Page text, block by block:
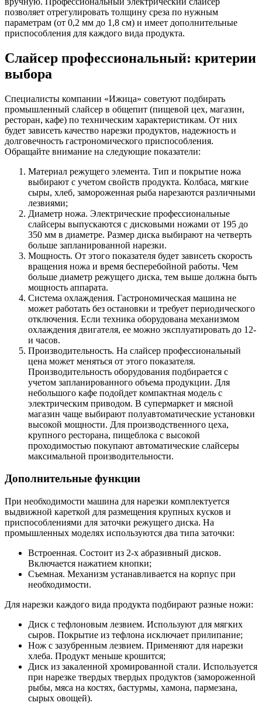
позволяет отрегулировать толщину среза по нужным
параметрам (от 0,2 мм до 1,8 см) и имеет дополнительные
приспособления для каждого вида продукта.
Слайсер профессиональный: критерии
выбора
Специалисты компании «Ижица» советуют подбирать
промышленный слайсер в общепит (пищевой цех, магазин,
ресторан, кафе) по техническим характеристикам. От них
будет зависеть качество нарезки продуктов, надежность и
долговечность гастрономического приспособления.
Обращайте внимание на следующие показатели:
Материал режущего элемента. Тип и покрытие ножа
выбирают с учетом свойств продукта. Колбаса, мягкие
сыры, хлеб, замороженная рыба нарезаются различными
лезвиями;
Диаметр ножа. Электрические профессиональные
слайсеры выпускаются с дисковыми ножами от 195 до
350 мм в диаметре. Размер диска выбирают на четверть
больше запланированной нарезки.
Мощность. От этого показателя будет зависеть скорость
вращения ножа и время бесперебойной работы. Чем
больше диаметр режущего диска, тем выше должна быть
мощность аппарата.
Система охлаждения. Гастрономическая машина не
может работать без остановки и требует периодического
отключения. Если техника оборудована механизмом
охлаждения двигателя, ее можно эксплуатировать до 12-
и часов.
Производительность. На слайсер профессиональный
цена может меняться от этого показателя.
Производительность оборудования подбирается с
учетом запланированного объема продукции. Для
небольшого кафе подойдет компактная модель с
электрическим приводом. В супермаркет и мясной
магазин чаще выбирают полуавтоматические установки
высокой мощности. Для производственного цеха,
крупного ресторана, пищеблока с высокой
проходимостью покупают автоматические слайсеры
максимальной производительности.
Дополнительные функции
При необходимости машина для нарезки комплектуется
выдвижной кареткой для размещения крупных кусков и
приспособлениями для заточки режущего диска. На
промышленных моделях используются два типа заточки:
Встроенная. Состоит из 2-х абразивный дисков.
Включается нажатием кнопки;
Съемная. Механизм устанавливается на корпус при
необходимости.
Для нарезки каждого вида продукта подбирают разные ножи:
Диск с тефлоновым лезвием. Используют для мягких
сыров. Покрытие из тефлона исключает прилипание;
Нож с зазубренным лезвием. Применяют для нарезки
хлеба. Продукт меньше крошится;
Диск из закаленной хромированной стали. Используется
при нарезке твердых твердых продуктов (замороженной
рыбы, мяса на костях, бастурмы, хамона, пармезана,
сырых овощей).